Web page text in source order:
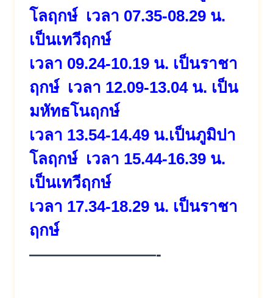
โลฤกษ์ เวลา 07.35-08.29 น.
เป็นเทวีฤกษ์
เวลา 09.24-10.19 น. เป็นราชา
ฤกษ์ เวลา 12.09-13.04 น. เป็น
มหัทธโนฤกษ์
เวลา 13.54-14.49 น.เป็นภูมิปา
โลฤกษ์ เวลา 15.44-16.39 น.
เป็นเทวีฤกษ์
เวลา 17.34-18.29 น. เป็นราชา
ฤกษ์
————————-